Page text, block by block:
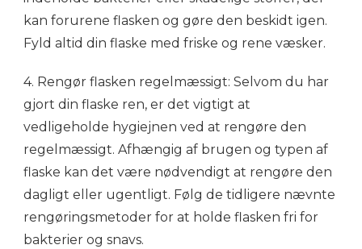
kan forurene flasken og gøre den beskidt igen.
Fyld altid din flaske med friske og rene væsker.
4. Rengør flasken regelmæssigt: Selvom du har
gjort din flaske ren, er det vigtigt at
vedligeholde hygiejnen ved at rengøre den
regelmæssigt. Afhængig af brugen og typen af ​​
flaske kan det være nødvendigt at rengøre den
dagligt eller ugentligt. Følg de tidligere nævnte
rengøringsmetoder for at holde flasken fri for
bakterier og snavs.